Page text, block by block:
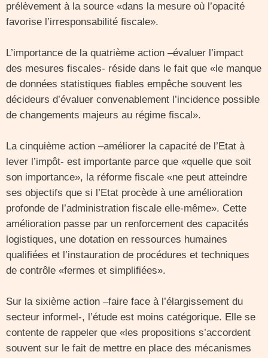
prélèvement à la source «dans la mesure où l’opacité
favorise l’irresponsabilité fiscale».
L’importance de la quatrième action –évaluer l’impact
des mesures fiscales- réside dans le fait que «le manque
de données statistiques fiables empêche souvent les
décideurs d’évaluer convenablement l’incidence possible
de changements majeurs au régime fiscal».
La cinquième action –améliorer la capacité de l’Etat à
lever l’impôt- est importante parce que «quelle que soit
son importance», la réforme fiscale «ne peut atteindre
ses objectifs que si l’Etat procède à une amélioration
profonde de l’administration fiscale elle-même». Cette
amélioration passe par un renforcement des capacités
logistiques, une dotation en ressources humaines
qualifiées et l’instauration de procédures et techniques
de contrôle «fermes et simplifiées».
Sur la sixième action –faire face à l’élargissement du
secteur informel-, l’étude est moins catégorique. Elle se
contente de rappeler que «les propositions s’accordent
souvent sur le fait de mettre en place des mécanismes